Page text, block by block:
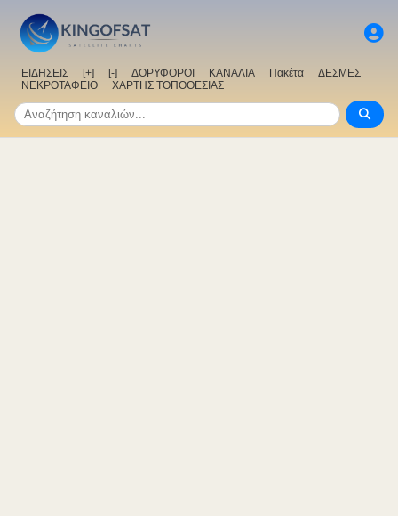
ΕΙΔΗΣΕΙΣ [+] [-] ΔΟΡΥΦΟΡΟΙ ΚΑΝΑΛΙΑ Πακέτα
ΔΕΣΜΕΣ
ΝΕΚΡΟΤΑΦΕΙΟ
ΧΑΡΤΗΣ ΤΟΠΟΘΕΣΙΑΣ